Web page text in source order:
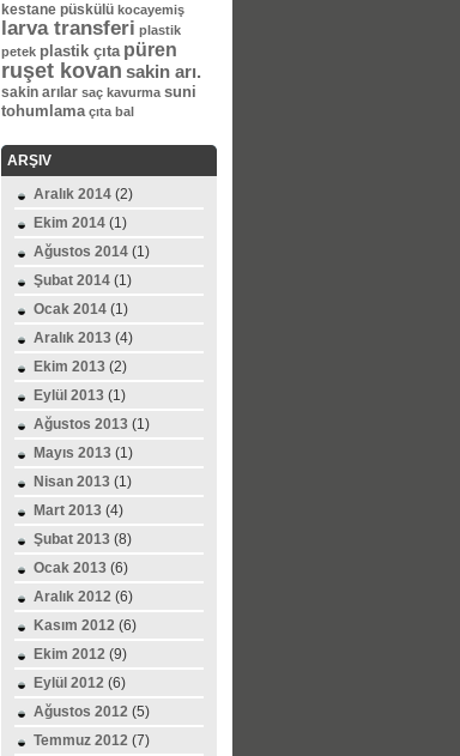
kestane püskülü kocayemiş
larva transferi plastik
petek plastik çıta püren
ruşet kovan sakin arı.
sakin arılar saç kavurma suni
tohumlama çıta bal
ARŞIV
Aralık 2014 (2)
Ekim 2014 (1)
Ağustos 2014 (1)
Şubat 2014 (1)
Ocak 2014 (1)
Aralık 2013 (4)
Ekim 2013 (2)
Eylül 2013 (1)
Ağustos 2013 (1)
Mayıs 2013 (1)
Nisan 2013 (1)
Mart 2013 (4)
Şubat 2013 (8)
Ocak 2013 (6)
Aralık 2012 (6)
Kasım 2012 (6)
Ekim 2012 (9)
Eylül 2012 (6)
Ağustos 2012 (5)
Temmuz 2012 (7)